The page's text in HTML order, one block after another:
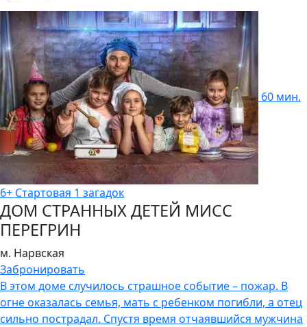
60 мин.
6+ Стартовая 1 загадок
ДОМ СТРАННЫХ ДЕТЕЙ МИСС
ПЕРЕГРИН
м. Нарвская
Забронировать
В этом доме случилось страшное событие – пожар. В
огне оказалась семья, мать с ребенком погибли, а отец
сильно пострадал. Спустя время отчаявшийся мужчина